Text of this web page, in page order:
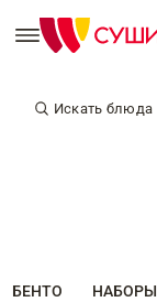
Искать блюда
БЕНТО НАБОРЫ